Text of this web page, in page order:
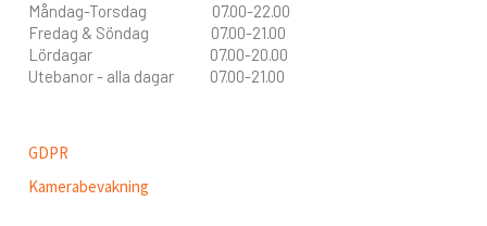
Måndag-Torsdag 07.00-22.00
Fredag & Söndag 07.00-21.00
Lördagar 07.00-20.00
Utebanor - alla dagar 07.00-21.00
GDPR
Kamerabevakning